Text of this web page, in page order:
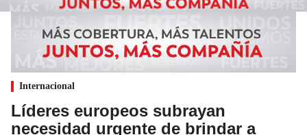
Internacional
Líderes europeos subrayan
necesidad urgente de brindar a